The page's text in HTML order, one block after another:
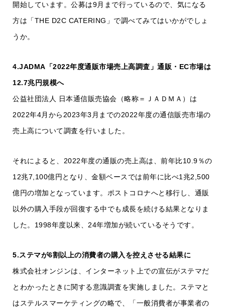
開始しています。公募は9月まで行っているので、気になる
方は「THE D2C CATERING」で調べてみてはいかがでしょ
うか。
4.JADMA「2022年度通販市場売上高調査」通販・EC市場は
12.7兆円規模へ
公益社団法人 日本通信販売協会（略称＝ＪＡＤＭＡ）は
2022年4月から2023年3月までの2022年度の通信販売市場の
売上高について調査を行いました。
それによると、2022年度の通販の売上高は、前年比10.9％の
12兆7,100億円となり、金額ベースでは前年に比べ1兆2,500
億円の増加となっています。ポストコロナへと移行し、通販
以外の購入手段が回復する中でも成長を続ける結果となりま
した。1998年度以来、24年増加が続いているそうです。
5.ステマが6割以上の消費者の購入を控えさせる結果に
株式会社オンジンは、インターネット上での宣伝がステマだ
とわかったときに関する意識調査を実施しました。ステマと
はステルスマーケティングの略で、「一般消費者が事業者の